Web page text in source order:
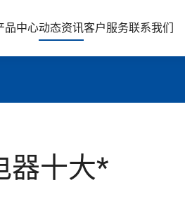
品中心动态资讯客户服务联系我们
器十大*